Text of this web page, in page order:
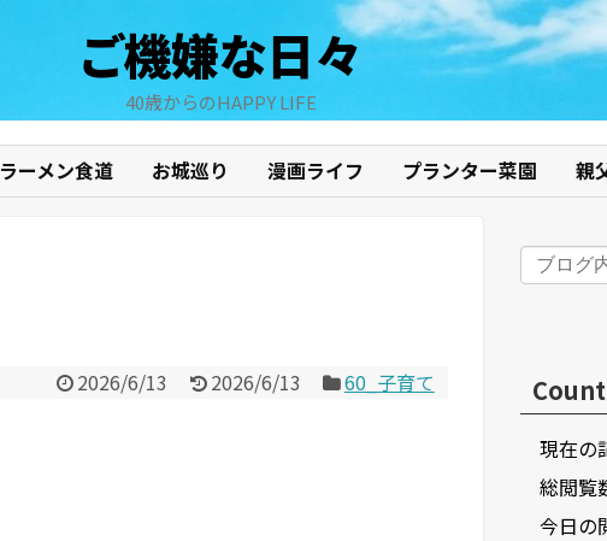
ご機嫌な日々
40歳からのHAPPY LIFE
ラーメン食道 お城巡り 漫画ライフ プランター菜園 親
2026/6/13 2026/6/13 60_子育て
現在の
総閲覧
今日の